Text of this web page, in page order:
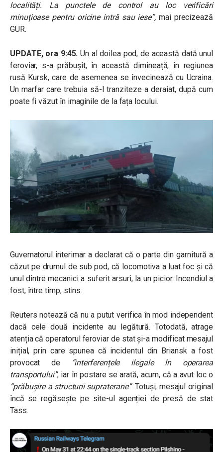
localități. La punctele de control au loc verificări
minuțioase pentru oricine intră sau iese”, mai precizează
GUR.
UPDATE, ora 9:45. Un al doilea pod, de această dată unul
feroviar, s-a prăbușit, în această dimineață, în regiunea
rusă Kursk, care de asemenea se învecinează cu Ucraina.
Un marfar care trebuia să-l tranziteze a deraiat, după cum
poate fi văzut în imaginile de la fața locului.
Guvernatorul interimar a declarat că o parte din garnitură a
căzut pe drumul de sub pod, că locomotiva a luat foc și că
unul dintre mecanici a suferit arsuri, la un picior. Incendiul a
fost, între timp, stins.
Reuters notează că nu a putut verifica în mod independent
dacă cele două incidente au legătură. Totodată, atrage
atenția că operatorul feroviar de stat și-a modificat mesajul
inițial, prin care spunea că incidentul din Briansk a fost
provocat de
“interferențele ilegale în operarea
transportului”, iar în postare se arată, acum, că a avut loc o
“prăbușire a structurii supraterane”. Totuși, mesajul original
încă se regăsește pe site-ul agenției de presă de stat
Tass.